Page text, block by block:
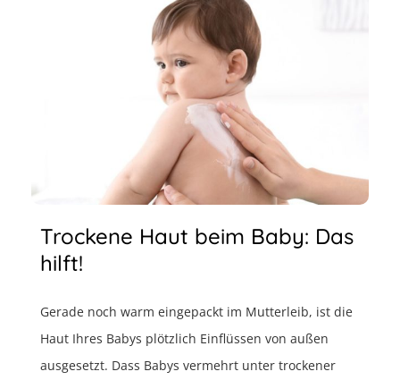
Trockene Haut beim Baby: Das
hilft!
Gerade noch warm eingepackt im Mutterleib, ist die
Haut Ihres Babys plötzlich Einflüssen von außen
ausgesetzt. Dass Babys vermehrt unter trockener